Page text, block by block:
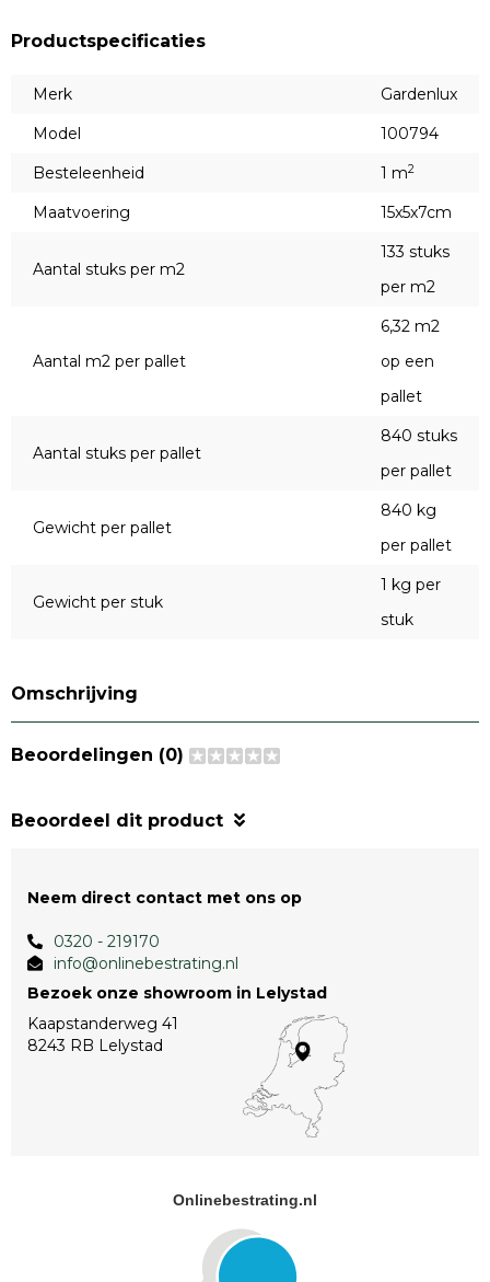
Productspecificaties
Merk
Gardenlux
Model
100794
Besteleenheid
1 m2
Maatvoering 15x5x7cm
Aantal stuks per m2
133 stuks
per m2
Aantal m2 per pallet
6,32 m2
op een
pallet
Aantal stuks per pallet
840 stuks
per pallet
Gewicht per pallet
840 kg
per pallet
Gewicht per stuk
1 kg per
stuk
Omschrijving
Beoordelingen (0)
Beoordeel dit product
Neem direct contact met ons op
0320 - 219170
info@onlinebestrating.nl
Bezoek onze showroom in Lelystad
Kaapstanderweg 41
8243 RB Lelystad
Onlinebestrating.nl